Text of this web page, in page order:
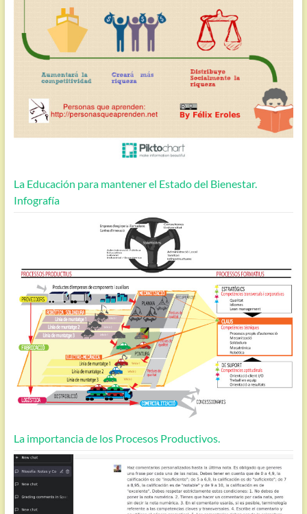
La Educación para mantener el Estado del Bienestar.
Infografía
La importancia de los Procesos Productivos.